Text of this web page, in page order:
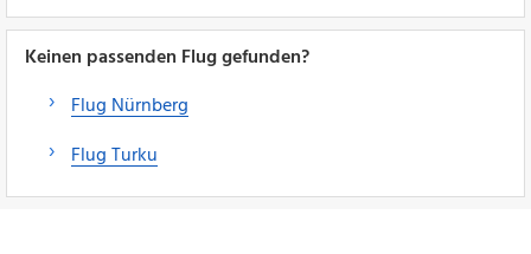
Keinen passenden Flug gefunden?
Flug Nürnberg
Flug Turku